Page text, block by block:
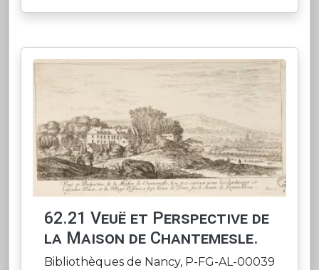
62.21 Veuë et Perspective de
la Maison de Chantemesle.
Bibliothèques de Nancy, P-FG-AL-00039